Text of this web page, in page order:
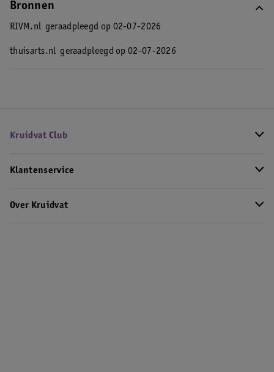
Bronnen
RIVM.nl geraadpleegd op 02-07-2026
thuisarts.nl geraadpleegd op 02-07-2026
Kruidvat Club
Klantenservice
Over Kruidvat